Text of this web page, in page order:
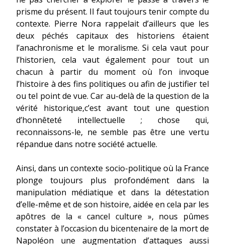
prisme du présent. Il faut toujours tenir compte du
contexte. Pierre Nora rappelait d’ailleurs que les
deux péchés capitaux des historiens étaient
l’anachronisme et le moralisme. Si cela vaut pour
l’historien, cela vaut également pour tout un
chacun à partir du moment où l’on invoque
l’histoire à des fins politiques ou afin de justifier tel
ou tel point de vue. Car au-delà de la question de la
vérité historique,c’est avant tout une question
d’honnêteté intellectuelle ; chose qui,
reconnaissons-le, ne semble pas être une vertu
répandue dans notre société actuelle.
Ainsi, dans un contexte socio-politique où la France
plonge toujours plus profondément dans la
manipulation médiatique et dans la détestation
d’elle-même et de son histoire, aidée en cela par les
apôtres de la « cancel culture », nous pûmes
constater à l’occasion du bicentenaire de la mort de
Napoléon une augmentation d’attaques aussi